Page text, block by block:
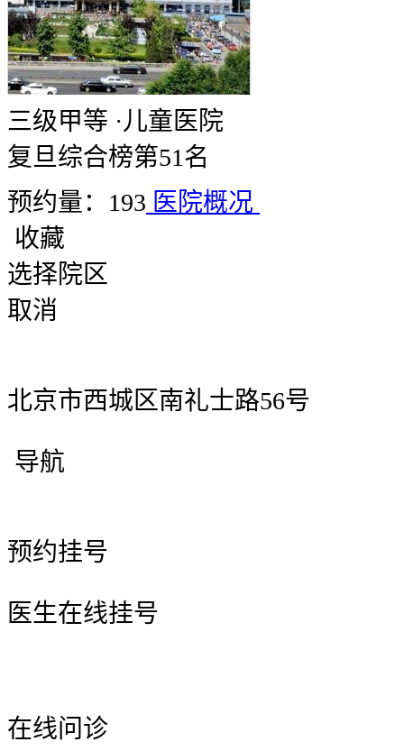
三级甲等 ·儿童医院
复旦综合榜第51名
预约量：193 医院概况
收藏
选择院区
取消
北京市西城区南礼士路56号
导航
预约挂号
医生在线挂号
在线问诊